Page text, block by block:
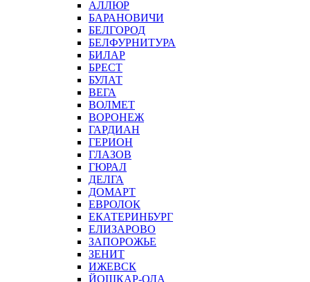
АЛЛЮР
БАРАНОВИЧИ
БЕЛГОРОД
БЕЛФУРНИТУРА
БИЛАР
БРЕСТ
БУЛАТ
ВЕГА
ВОЛМЕТ
ВОРОНЕЖ
ГАРДИАН
ГЕРИОН
ГЛАЗОВ
ГЮРАЛ
ДЕЛГА
ДОМАРТ
ЕВРОЛОК
ЕКАТЕРИНБУРГ
ЕЛИЗАРОВО
ЗАПОРОЖЬЕ
ЗЕНИТ
ИЖЕВСК
ЙОШКАР-ОЛА